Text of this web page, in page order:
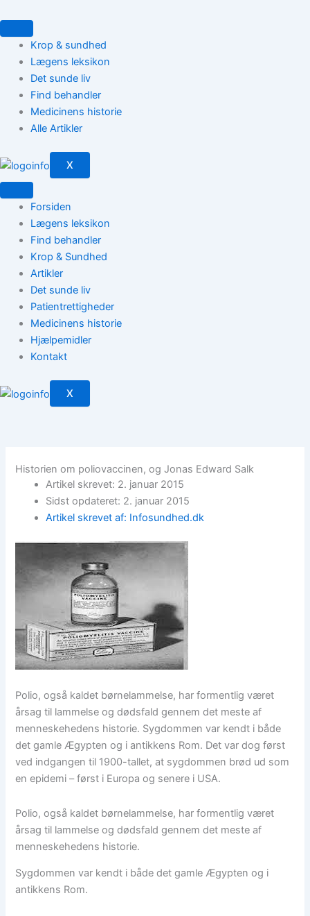
til
indholdetKrop & sundhed
Lægens leksikon
Det sunde liv
Find behandler
Medicinens historie
Alle Artikler
X
Forsiden
Lægens leksikon
Find behandler
Krop & Sundhed
Artikler
Det sunde liv
Patientrettigheder
Medicinens historie
Hjælpemidler
Kontakt
X
Historien om poliovaccinen, og Jonas Edward Salk
Artikel skrevet: 2. januar 2015
Sidst opdateret: 2. januar 2015
Artikel skrevet af: Infosundhed.dk
Polio, også kaldet børnelammelse, har formentlig været
årsag til lammelse og dødsfald gennem det meste af
menneskehedens historie. Sygdommen var kendt i både
det gamle Ægypten og i antikkens Rom. Det var dog først
ved indgangen til 1900-tallet, at sygdommen brød ud som
en epidemi – først i Europa og senere i USA.
Polio, også kaldet børnelammelse, har formentlig været
årsag til lammelse og dødsfald gennem det meste af
menneskehedens historie.
Sygdommen var kendt i både det gamle Ægypten og i
antikkens Rom.